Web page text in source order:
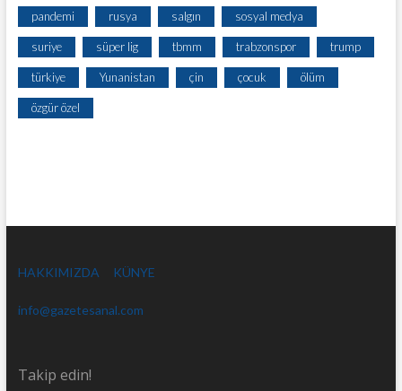
pandemi rusya salgın sosyal medya
suriye süper lig tbmm trabzonspor trump
türkiye Yunanistan çin çocuk ölüm
özgür özel
HAKKIMIZDA KÜNYE
info@gazetesanal.com
Takip edin!